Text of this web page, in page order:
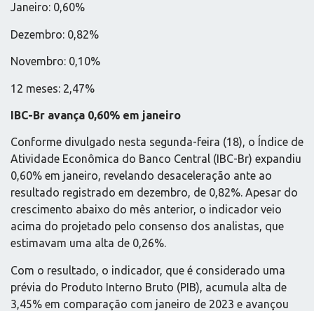
Janeiro: 0,60%
Dezembro: 0,82%
Novembro: 0,10%
12 meses: 2,47%
IBC-Br avança 0,60% em janeiro
Conforme divulgado nesta segunda-feira (18), o Índice de
Atividade Econômica do Banco Central (IBC-Br) expandiu
0,60% em janeiro, revelando desaceleração ante ao
resultado registrado em dezembro, de 0,82%. Apesar do
crescimento abaixo do mês anterior, o indicador veio
acima do projetado pelo consenso dos analistas, que
estimavam uma alta de 0,26%.
Com o resultado, o indicador, que é considerado uma
prévia do Produto Interno Bruto (PIB), acumula alta de
3,45% em comparação com janeiro de 2023 e avançou